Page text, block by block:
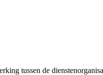
tussen de